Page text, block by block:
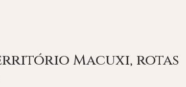
Macuxi, rotas